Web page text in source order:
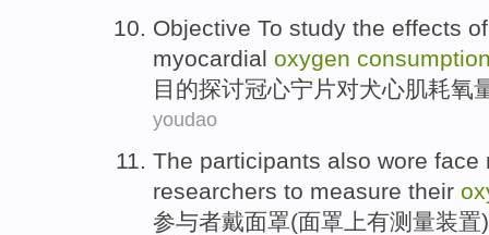
Objective To study the effects of
myocardial oxygen
目的探讨冠心宁片对犬心肌耗氧
youdao
The participants also wore face
researchers to measure their
参与者戴面罩(面罩上有测量装置